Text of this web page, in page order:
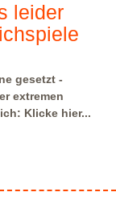
leider
gesetzt -
extremen
Klicke hier...
– mit allen
zum Leben